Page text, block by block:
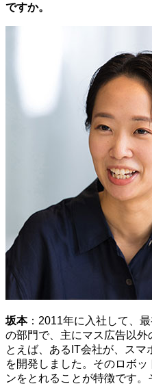
ですか。
坂本：2011年に入社して、
の部門で、主にマス広告以
とえば、あるIT会社が、スマ
を開発しました。そのロボ
ンをとれることが特徴です